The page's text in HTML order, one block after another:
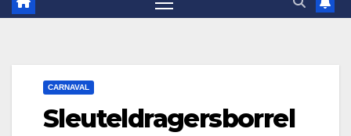
CARNAVAL
Sleuteldragersborrel